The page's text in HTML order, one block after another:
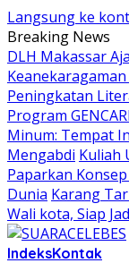
Langsung ke
Breaking News
DLH Makassar
Peningkatan
Program
Minum: Tempat
Mengabdi Kuliah
Paparkan
Dunia Karang
Wali kota, Siap
IndeksKontak